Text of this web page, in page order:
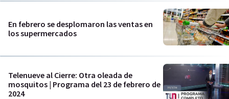
En febrero se desplomaron las ventas en
los supermercados
Telenueve al Cierre: Otra oleada de
mosquitos | Programa del 23 de febrero de
2024